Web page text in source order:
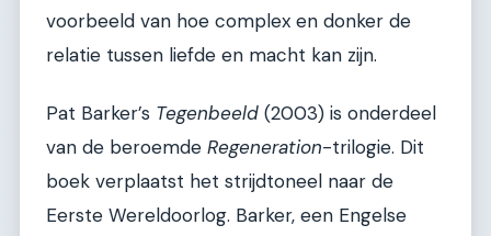
voorbeeld van hoe complex en donker de
relatie tussen liefde en macht kan zijn.
Pat Barker’s Tegenbeeld (2003) is onderdeel
van de beroemde Regeneration-trilogie. Dit
boek verplaatst het strijdtoneel naar de
Eerste Wereldoorlog. Barker, een Engelse